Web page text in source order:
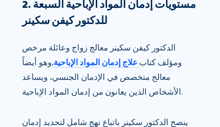
2. مستويات إدمان المواد الإباحية السبعة
للدكتور كيفن سكينر
الدكتور كيفن سكينر معالج زواج وعائلة مرخص
ومؤلف كتاب علاج إدمان المواد الإباحية.وهو أيضاً
معالج متخصص في الإدمان الجنسي، ويساعد
الأشخاص الذين يعانون من إدمان المواد الإباحية.
ينصح الدكتور سكينر باتباع نهج شامل لتحديد إدمان